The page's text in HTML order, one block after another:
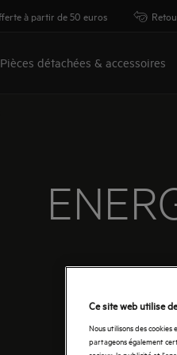
à partir de 50 euros
Pièces détachées & accessoires
Ce site web utilise
Nous utilisons des
partageons également